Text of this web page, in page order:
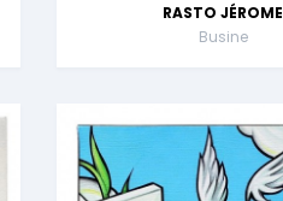
RASTO JÉROME
Busine